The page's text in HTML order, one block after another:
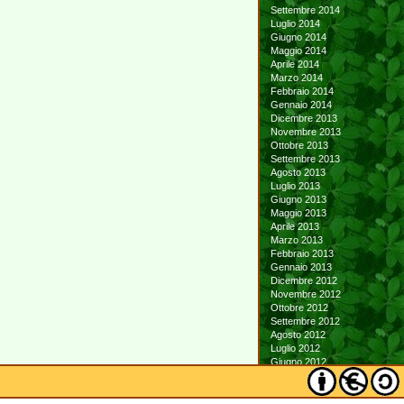
Settembre 2014
Luglio 2014
Giugno 2014
Maggio 2014
Aprile 2014
Marzo 2014
Febbraio 2014
Gennaio 2014
Dicembre 2013
Novembre 2013
Ottobre 2013
Settembre 2013
Agosto 2013
Luglio 2013
Giugno 2013
Maggio 2013
Aprile 2013
Marzo 2013
Febbraio 2013
Gennaio 2013
Dicembre 2012
Novembre 2012
Ottobre 2012
Settembre 2012
Agosto 2012
Luglio 2012
Giugno 2012
Maggio 2012
Aprile 2012